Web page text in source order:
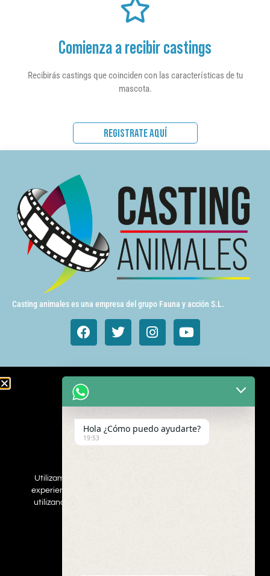
Comienza a recibir castings
Recibirás castings que coinciden con las características de tu
mascota.
REGISTRATE AQUÍ
Casting animales es una empresa del grupo Fauna y acción S.L.
Animales de cine y TV
Gatos
Mamímeros Exóticos
Hola ¿Cómo puedo ayudarte?
19:53
Utilizamos cookies para asegurar que damos la mejor
experiencia al usuario en nuestro sitio web. Si continúa
utilizando este sitio asumiremos que está de acuerdo.